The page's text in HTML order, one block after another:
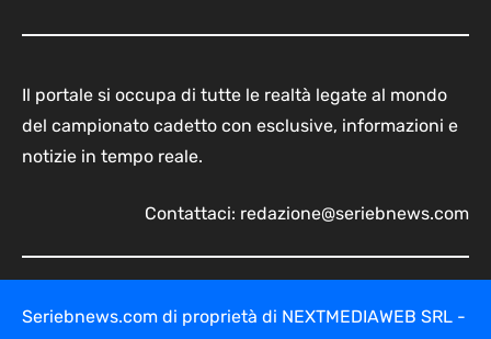
Il portale si occupa di tutte le realtà legate al mondo
del campionato cadetto con esclusive, informazioni e
notizie in tempo reale.
Contattaci: redazione@seriebnews.com
Seriebnews.com di proprietà di NEXTMEDIAWEB SRL -